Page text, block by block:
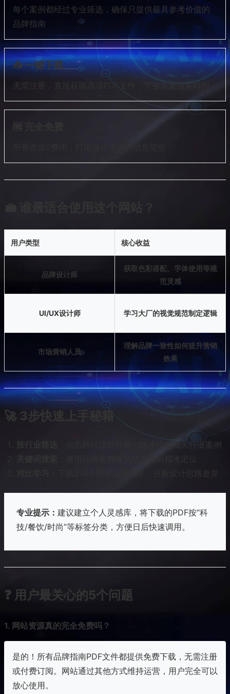
每个案例都经过专业筛选，确保只提供最具参考价值的
品牌指南
📥 一键下载
无需注册，直接获取高清PDF文件，节省大量搜索时间
用户类型 核心收益
品牌设计师
获取色彩搭配、字体使用等规
范灵感
UI/UX设计师 学习大厂的视觉规范制定逻辑
市场营销人员
理解品牌一致性如何提升营销
效果
🚀 3步快速上手秘籍
按行业筛选
：点击网站顶部分类，快速找到相关行业案例
：使用品牌名称或风格关键词精准定位
：下载2-3个同类品牌PDF，分析设计思路差异
专业提示： 建议建立个人灵感库，将下载的PDF按“科
技/餐饮/时尚”等标签分类，方便日后快速调用。
❓ 用户最关心的5个问题
1. 网站资源真的完全免费吗？
是的！所有品牌指南PDF文件都提供免费下载，无需注册
或付费订阅。网站通过其他方式维持运营，用户完全可以
放心使用。